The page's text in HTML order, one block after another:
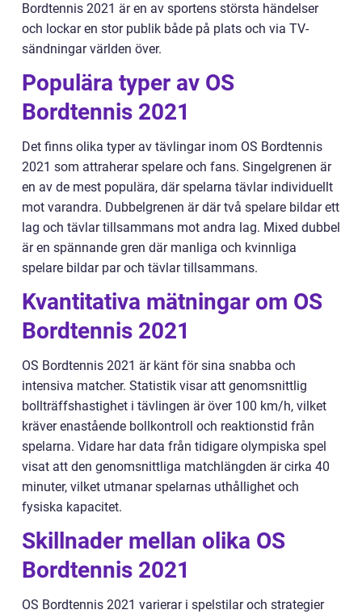
Bordtennis 2021 är en av sportens största händelser
och lockar en stor publik både på plats och via TV-
sändningar världen över.
Populära typer av OS
Bordtennis 2021
Det finns olika typer av tävlingar inom OS Bordtennis
2021 som attraherar spelare och fans. Singelgrenen är
en av de mest populära, där spelarna tävlar individuellt
mot varandra. Dubbelgrenen är där två spelare bildar ett
lag och tävlar tillsammans mot andra lag. Mixed dubbel
är en spännande gren där manliga och kvinnliga
spelare bildar par och tävlar tillsammans.
Kvantitativa mätningar om OS
Bordtennis 2021
OS Bordtennis 2021 är känt för sina snabba och
intensiva matcher. Statistik visar att genomsnittlig
bollträffshastighet i tävlingen är över 100 km/h, vilket
kräver enastående bollkontroll och reaktionstid från
spelarna. Vidare har data från tidigare olympiska spel
visat att den genomsnittliga matchlängden är cirka 40
minuter, vilket utmanar spelarnas uthållighet och
fysiska kapacitet.
Skillnader mellan olika OS
Bordtennis 2021
OS Bordtennis 2021 varierar i spelstilar och strategier